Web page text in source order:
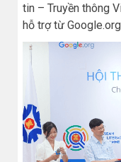
tin – Truyền thông
hỗ trợ từ